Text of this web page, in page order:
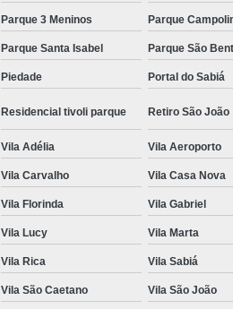
Parque 3 Meninos Parque
Parque Santa Isabel Parque São
Piedade Portal do Sabiá
Residencial tivoli parque Retiro São João
Vila Adélia Vila Aeroporto
Vila Carvalho Vila Casa Nova
Vila Florinda Vila Gabriel
Vila Lucy Vila Marta
Vila Rica Vila Sabiá
Vila São Caetano Vila São João